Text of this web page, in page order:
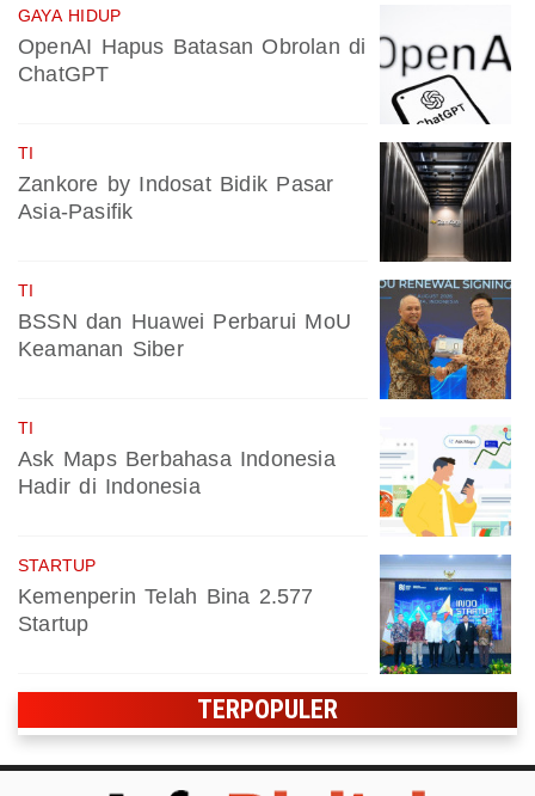
GAYA HIDUP
OpenAI Hapus Batasan Obrolan di
ChatGPT
TI
Zankore by Indosat Bidik Pasar
Asia-Pasifik
TI
BSSN dan Huawei Perbarui MoU
Keamanan Siber
TI
Ask Maps Berbahasa Indonesia
Hadir di Indonesia
STARTUP
Kemenperin Telah Bina 2.577
Startup
TERPOPULER